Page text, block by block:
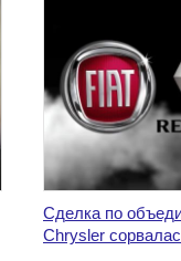
Сделка по
Chrysler